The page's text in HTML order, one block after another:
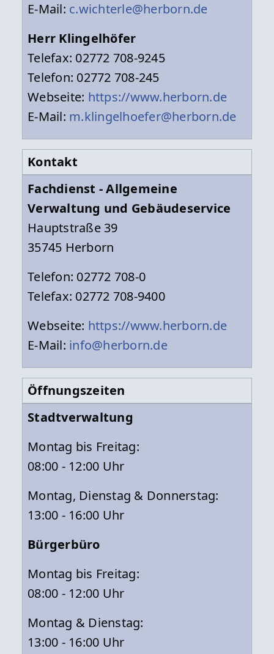
E-Mail: c.wichterle@herborn.de
Herr Klingelhöfer
Telefax: 02772 708-9245
Telefon: 02772 708-245
Webseite: https://www.herborn.de
E-Mail: m.klingelhoefer@herborn.de
Kontakt
Fachdienst - Allgemeine
Verwaltung und Gebäudeservice
Hauptstraße 39
35745 Herborn
Telefon: 02772 708-0
Telefax: 02772 708-9400
Webseite: https://www.herborn.de
E-Mail: info@herborn.de
Öffnungszeiten
Stadtverwaltung
Montag bis Freitag:
08:00 - 12:00 Uhr
Montag, Dienstag & Donnerstag:
13:00 - 16:00 Uhr
Bürgerbüro
Montag bis Freitag:
08:00 - 12:00 Uhr
Montag & Dienstag:
13:00 - 16:00 Uhr